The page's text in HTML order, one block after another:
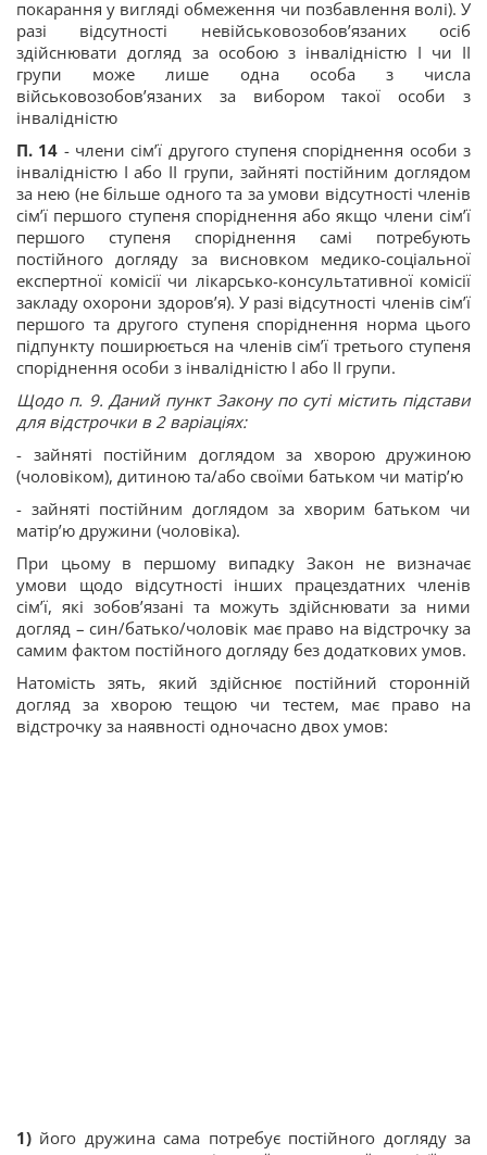
покарання у вигляді обмеження чи позбавлення волі). У
разі відсутності невійськовозобов’язаних осіб
здійснювати догляд за особою з інвалідністю І чи ІІ
групи може лише одна особа з числа
військовозобов’язаних за вибором такої особи з
інвалідністю
П. 14 - члени сім’ї другого ступеня споріднення особи з
інвалідністю I або ІІ групи, зайняті постійним доглядом
за нею (не більше одного та за умови відсутності членів
сім’ї першого ступеня споріднення або якщо члени сім’ї
першого ступеня споріднення самі потребують
постійного догляду за висновком медико-соціальної
експертної комісії чи лікарсько-консультативної комісії
закладу охорони здоров’я). У разі відсутності членів сім’ї
першого та другого ступеня споріднення норма цього
підпункту поширюється на членів сім’ї третього ступеня
споріднення особи з інвалідністю I або ІІ групи.
Щодо п. 9. Даний пункт Закону по суті містить підстави
для відстрочки в 2 варіаціях:
- зайняті постійним доглядом за хворою дружиною
(чоловіком), дитиною та/або своїми батьком чи матір’ю
- зайняті постійним доглядом за хворим батьком чи
матір’ю дружини (чоловіка).
При цьому в першому випадку Закон не визначає
умови щодо відсутності інших працездатних членів
сім’ї, які зобов’язані та можуть здійснювати за ними
догляд – син/батько/чоловік має право на відстрочку за
самим фактом постійного догляду без додаткових умов.
Натомість зять, який здійснює постійний сторонній
догляд за хворою тещою чи тестем, має право на
відстрочку за наявності одночасно двох умов:
1) його дружина сама потребує постійного догляду за